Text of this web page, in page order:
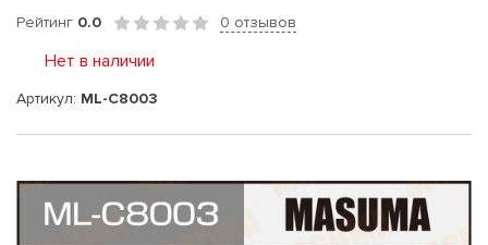
Рейтинг 0.0 0 отзывов
Нет в наличии
Артикул: ML-C8003